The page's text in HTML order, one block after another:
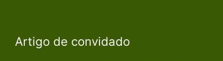
Artigo de convidado